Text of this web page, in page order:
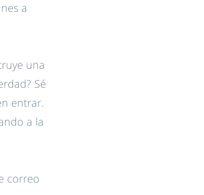
a
una
Sé
entrar.
a la
correo